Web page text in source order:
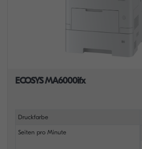
ECOSYS MA6000ifx
Druckfarbe
Seiten pro Minute